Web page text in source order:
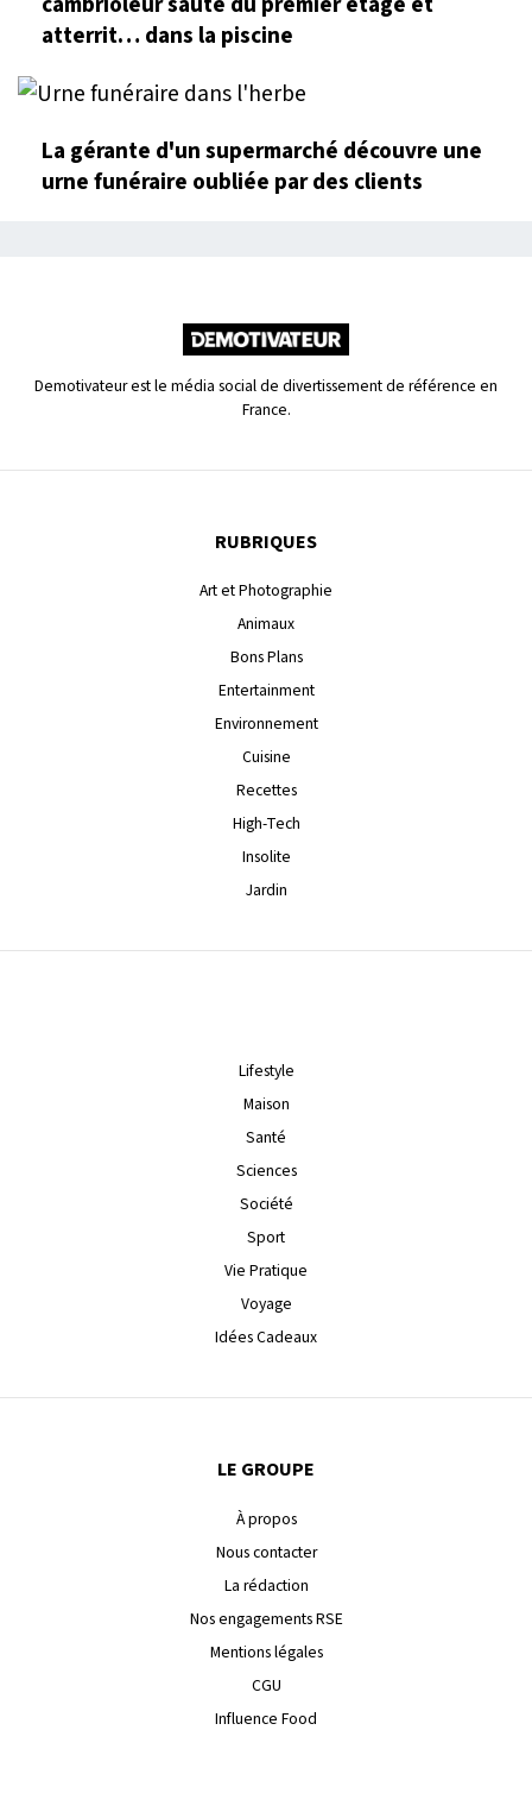
atterrit… dans la piscine
La gérante d'un supermarché découvre une
urne funéraire oubliée par des clients
Demotivateur est le média social de divertissement de référence en
France.
RUBRIQUES
Art et Photographie
Animaux
Bons Plans
Entertainment
Environnement
Cuisine
Recettes
High-Tech
Insolite
Jardin
Lifestyle
Maison
Santé
Sciences
Société
Sport
Vie Pratique
Voyage
Idées Cadeaux
LE GROUPE
À propos
Nous contacter
La rédaction
Nos engagements RSE
Mentions légales
CGU
Influence Food